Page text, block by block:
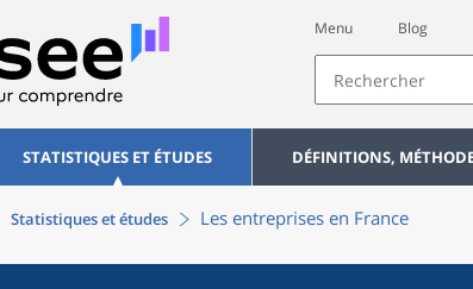
Menu Blog
STATISTIQUES ET ÉTUDES DÉFINITIONS,
Statistiques et études Les entreprises en France